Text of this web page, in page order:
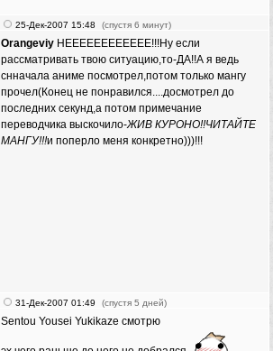
25-Дек-2007 15:48 (спустя 6 минут)
Orangeviy НЕЕЕЕЕЕЕЕЕЕЕЕ!!!Ну если
рассматривать твою ситуацию,то-ДА!!А я ведь
снначала аниме посмотрел,потом только мангу
прочел(Конец не понравился....досмотрел до
последних секунд,а потом примечание
переводчика выскочило-ЖИВ КУРОНО!!ЧИТАЙТЕ
МАНГУ!!!и поперло меня конкретно)))!!!
31-Дек-2007 01:49 (спустя 5 дней)
Sentou Yousei Yukikaze смотрю